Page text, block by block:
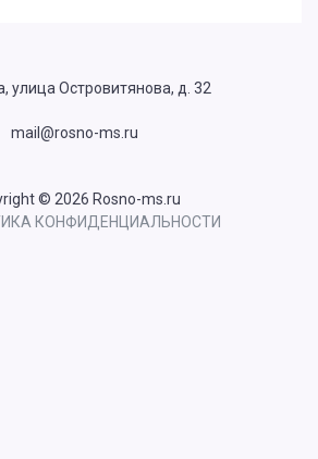
улица Островитянова, д. 32
mail@rosno-ms.ru
© 2026 Rosno-ms.ru
КОНФИДЕНЦИАЛЬНОСТИ